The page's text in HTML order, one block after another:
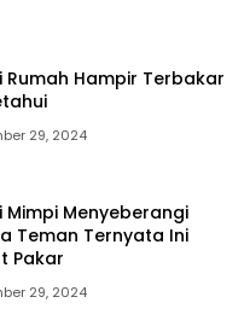
Rumah Hampir Terbakar
29, 2024
Mimpi Menyeberangi
Teman Ternyata Ini
Pakar
29, 2024